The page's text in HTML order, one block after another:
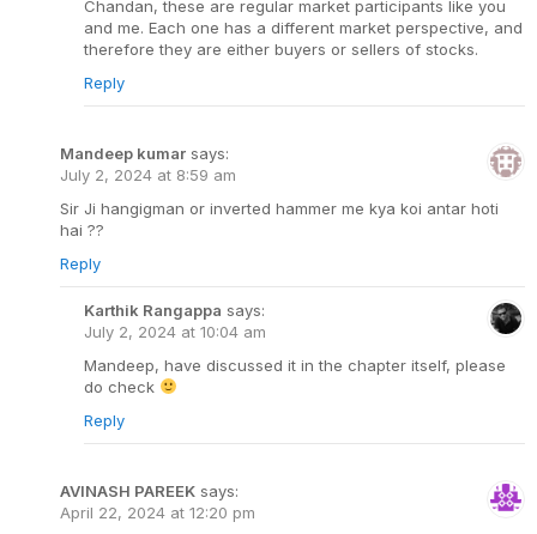
Chandan, these are regular market participants like you
and me. Each one has a different market perspective, and
therefore they are either buyers or sellers of stocks.
Reply
Mandeep kumar says:
July 2, 2024 at 8:59 am
Sir Ji hangigman or inverted hammer me kya koi antar hoti
hai ??
Reply
Karthik Rangappa says:
July 2, 2024 at 10:04 am
Mandeep, have discussed it in the chapter itself, please
do check
Reply
AVINASH PAREEK says:
April 22, 2024 at 12:20 pm